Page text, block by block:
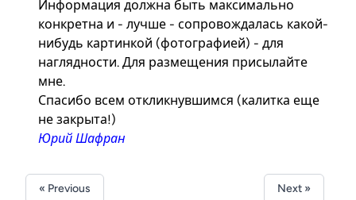
Информация должна быть максимально
конкретна и - лучше - сопровождалась какой-
нибудь картинкой (фотографией) - для
наглядности. Для размещения присылайте
мне.
Спасибо всем откликнувшимся (калитка еще
не закрыта!)
Юрий Шафран
« Previous Next »